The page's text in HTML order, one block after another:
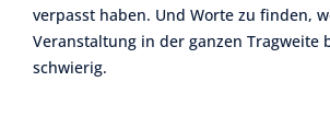
verpasst haben. Und Worte zu finden,
Veranstaltung in der ganzen Tragweite
schwierig.